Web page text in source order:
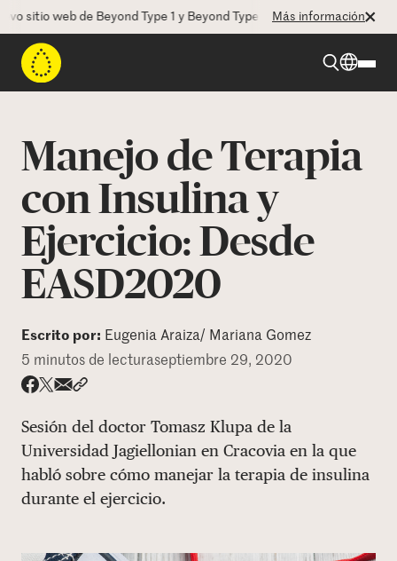
web de Beyond Type 1 y Beyond Type 2! La CEO Deborah Dugan
Más información
Recursos
Programas
Quienes somos
DONAR
Manejo de Terapia
con Insulina y
Ejercicio: Desde
EASD2020
Escrito por: Eugenia Araiza/ Mariana Gomez
5 minutos de lecturaseptiembre 29, 2020
Sesión del doctor Tomasz Klupa de la
Universidad Jagiellonian en Cracovia en la que
habló sobre cómo manejar la terapia de insulina
durante el ejercicio.